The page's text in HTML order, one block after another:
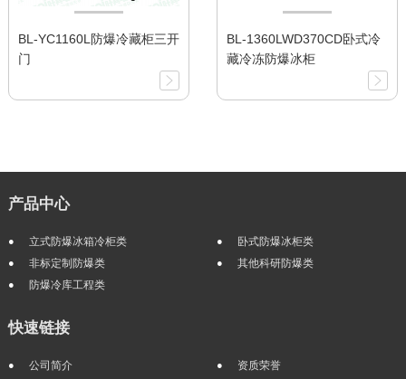
BL-YC1160L防爆冷藏柜三开
门
BL-1360LWD370CD卧式冷
藏冷冻防爆冰柜
产品中心
立式防爆冰箱冷柜类
卧式防爆冰柜类
非标定制防爆类
其他科研防爆类
防爆冷库工程类
快速链接
公司简介
资质荣誉